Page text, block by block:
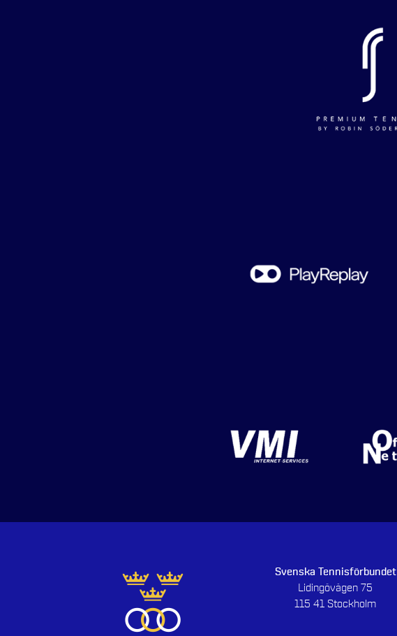
Svenska Tennisförbundet
Lidingövägen 75
115 41 Stockholm